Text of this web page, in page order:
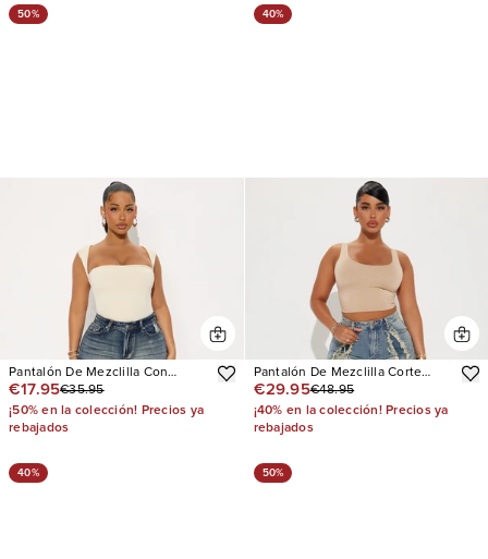
50%
Pantalón De Mezclilla Con
Stretch Pierna Recta Secret
Revealed High Rise
€17.95€35.95
¡50% en la colección! Precios ya
rebajados
40%
Pantalón De Mezclilla Corte
Recto So Electric Tinted
€29.95€48.95
¡40% en la colección! Precios ya
rebajados
40% 50%